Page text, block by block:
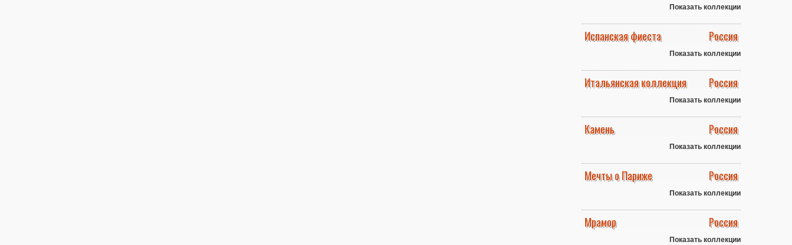
Показать коллекции
Испанская фиеста Россия
Показать коллекции
Итальянская коллекция Россия
Показать коллекции
Камень Россия
Показать коллекции
Мечты о Париже Россия
Показать коллекции
Мрамор Россия
Показать коллекции